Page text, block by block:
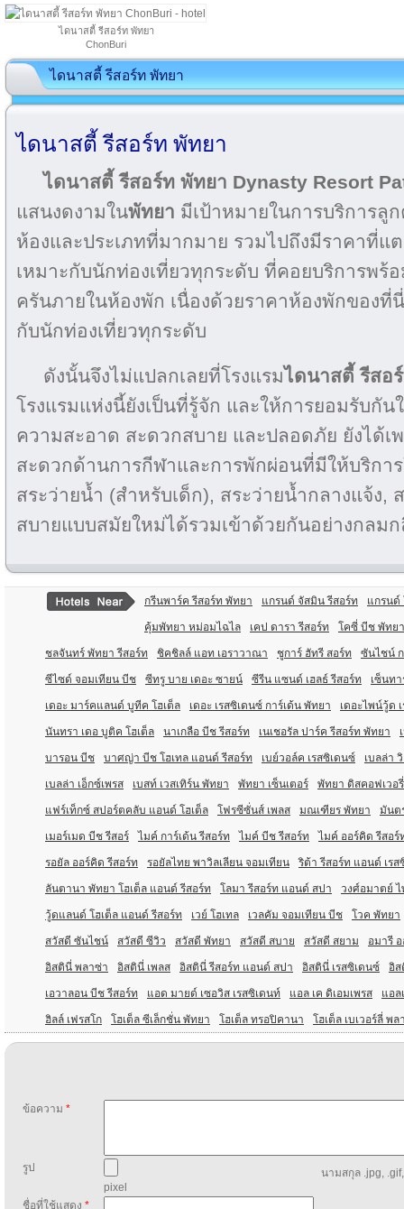
ไดนาสตี้ รีสอร์ท พัทยา
ChonBuri
ไดนาสตี้ รีสอร์ท พัทยา
ไดนาสตี้ รีสอร์ท พัทยา
ไดนาสตี้ รีสอร์ท พัทยา Dynasty Resort
แสนงดงามในพัทยา มีเป้าหมายในการบริการลู
ห้องและประเภทที่มากมาย รวมไปถึงมีราคาที่แ
เหมาะกับนักท่องเที่ยวทุกระดับ ที่คอยบริการพร้
ครันภายในห้องพัก เนื่องด้วยราคาห้องพักของที่
กับนักท่องเที่ยวทุกระดับ
ดังนั้นจึงไม่แปลกเลยที่โรงแรมไดนาสตี้ รีสอ
โรงแรมแห่งนี้ยังเป็นที่รู้จัก และให้การยอมรับกัน
ความสะอาด สะดวกสบาย และปลอดภัย ยังได้เ
สะดวกด้านการกีฬาและการพักผ่อนที่มีให้บริกา
สระว่ายน้ำ (สำหรับเด็ก), สระว่ายน้ำกลางแจ้ง
สบายแบบสมัยใหม่ได้รวมเข้าด้วยกันอย่างกลม
กรีนพาร์ค รีสอร์ท พัทยา แกรนด์ จัสมิน รีสอร์ท แกรนด์
คุ้มพัทยา หม่อมไฉไล เคป ดารา รีสอร์ท โคซี่ บีช พัทยา
ชลจันทร์ พัทยา รีสอร์ท ชิคชิลล์ แอท เอราวาณา ชูการ์ ฮัทรี สอร์ท ซันไชน์
ซีไซด์ จอมเทียน บีช ซีทรู บาย เดอะ ซายน์ ซีรีน แซนด์ เฮลธ์ รีสอร์ท เซ็นท
เดอะ มาร์คแลนด์ บูทีค โฮเต็ล เดอะ เรสซิเดนซ์ การ์เด้น พัทยา เดอะไพน์วู้ด
นันทรา เดอ บูติค โฮเต็ล นาเกลือ บีช รีสอร์ท เนเชอรัล ปาร์ค รีสอร์ท พัทยา
บารอน บีช บาศญ่า บีช โฮเทล แอนด์ รีสอร์ท เบย์วอล์ค เรสซิเดนซ์ เบลล่า
เบลล่า เอ็กซ์เพรส เบสท์ เวสเทิร์น พัทยา พัทยา เซ็นเตอร์ พัทยา ดิสคอฟเวอ
แฟร์เท็กซ์ สปอร์ตคลับ แอนด์ โฮเต็ล โฟรซีซั่นส์ เพลส มณเฑียร พัทยา มันต
เมอร์เมด บีช รีสอร์ ไมค์ การ์เด้น รีสอร์ท ไมค์ บีช รีสอร์ท ไมค์ ออร์คิด รีสอร์
รอยัล ออร์คิด รีสอร์ท รอยัลไทย พาวิลเลียน จอมเทียน ริต้า รีสอร์ท แอนด์ เรส
ลันตานา พัทยา โฮเต็ล แอนด์ รีสอร์ท โลมา รีสอร์ท แอนด์ สปา วงศ์อมาตย์ ไ
วู้ดแลนด์ โฮเต็ล แอนด์ รีสอร์ท เวย์ โฮเทล เวลคัม จอมเทียน บีช โวค พัทยา
สวัสดี ซันไชน์ สวัสดี ซีวิว สวัสดี พัทยา สวัสดี สบาย สวัสดี สยาม อมารี
อิสตินี่ พลาซ่า อิสตินี่ เพลส อิสตินี่ รีสอร์ท แอนด์ สปา อิสตินี่ เรสซิเดนซ์ อิ
เอวาลอน บีช รีสอร์ท แอด มายด์ เซอวิส เรสซิเดนท์ แอล เค ดิเอมเพรส แอล
ฮิลล์ เฟรสโก โฮเต็ล ซีเล็กชั่น พัทยา โฮเต็ล ทรอปิคานา โฮเต็ล เบเวอร์ลี่ พล
ข้อความ *
รูป
นามสกุล .jpg,
pixel
ชื่อที่ใช้แสดง *